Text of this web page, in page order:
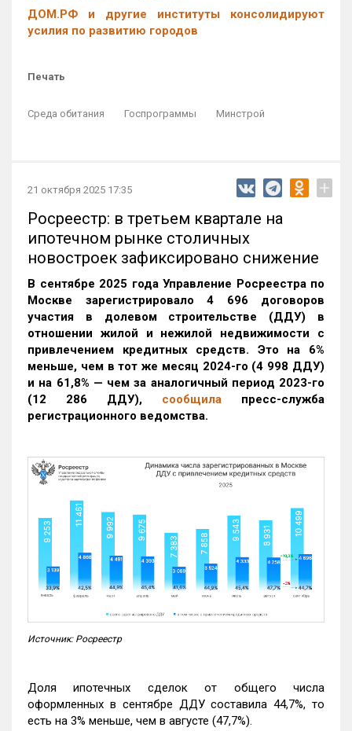
ДОМ.РФ и другие институты консолидируют
усилия по развитию городов
Печать
Среда обитания Госпрограммы Минстрой
21 октября 2025 17:35 +
Росреестр: в третьем квартале на
ипотечном рынке столичных
новостроек зафиксировано снижение
В сентябре 2025 года Управление Росреестра по
Москве зарегистрировало 4 696 договоров
участия в долевом строительстве (ДДУ) в
отношении жилой и нежилой недвижимости с
привлечением кредитных средств. Это на 6%
меньше, чем в тот же месяц 2024-го (4 998 ДДУ)
и на 61,8% — чем за аналогичный период 2023-го
(12 286 ДДУ), сообщила пресс-служба
регистрационного ведомства.
Источник: Росреестр
Доля ипотечных сделок от общего числа
оформленных в сентябре ДДУ составила 44,7%, то
есть на 3% меньше, чем в августе (47,7%).